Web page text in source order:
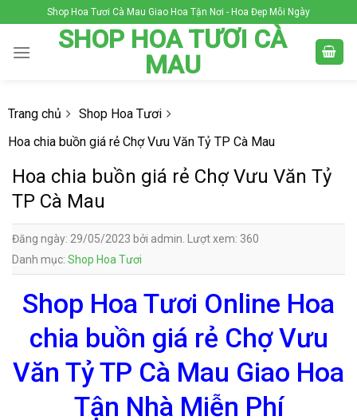
to
content
Shop Hoa Tươi Cà Mau Giao Hoa Tận Nơi - Hoa Đẹp Mỗi Ngày
SHOP HOA TƯƠI CÀ
MAU
Trang chủ
Shop Hoa Tươi
Hoa chia buồn giá rẻ Chợ Vưu Văn Tỷ TP Cà Mau
Hoa chia buồn giá rẻ Chợ Vưu Văn Tỷ
TP Cà Mau
Đăng ngày: 29/05/2023 bởi admin. Lượt xem: 360
Danh mục: Shop Hoa Tươi
Shop Hoa Tươi Online Hoa
chia buồn giá rẻ Chợ Vưu
Văn Tỷ TP Cà Mau Giao Hoa
Tận Nhà Miễn Phí